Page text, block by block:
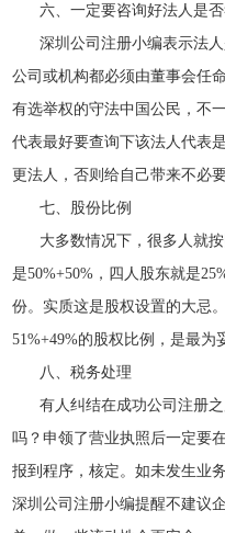
六、一定要咨询好法人是
深圳公司注册小编表示法
公司或机构都必须由董事会任
有选举权的守法中国公民，不
代表最好要查询下该法人代表
更法人，否则给自己带来不必
七、股份比例
大多数情况下，很多人就
是50%+50%，四人股东就是
份。实质这是股权设置的大忌
51%+49%的股权比例，是最为
八、税务处理
有人纠结在成功公司注册
吗？申领了营业执照后一定要
报到程序，核定。如未发生业
深圳公司注册小编提醒不建议